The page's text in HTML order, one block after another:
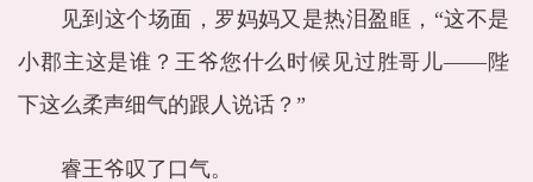
见到这个场面，罗妈妈又是热泪盈眶，“这不是
小郡主这是谁？王爷您什么时候见过胜哥儿——陛
下这么柔声细气的跟人说话？”
睿王爷叹了口气。